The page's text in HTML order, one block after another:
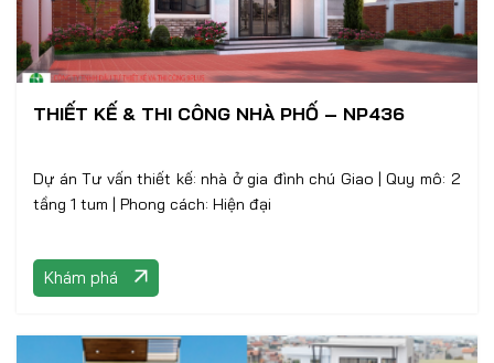
THIẾT KẾ & THI CÔNG NHÀ PHỐ – NP436
Dự án Tư vấn thiết kế: nhà ở gia đình chú Giao | Quy mô: 2
tầng 1 tum | Phong cách: Hiện đại
Khám phá